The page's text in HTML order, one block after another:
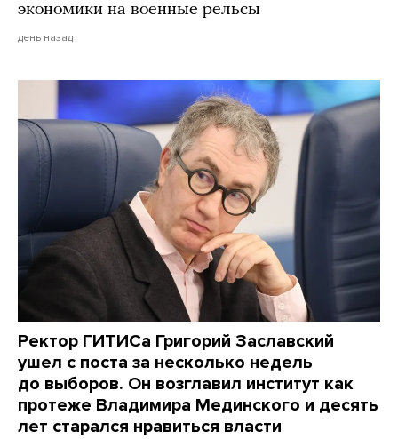
экономики на военные рельсы
день назад
Ректор ГИТИСа Григорий Заславский
ушел с поста за несколько недель
до выборов. Он возглавил институт как
протеже Владимира Мединского и десять
лет старался нравиться власти